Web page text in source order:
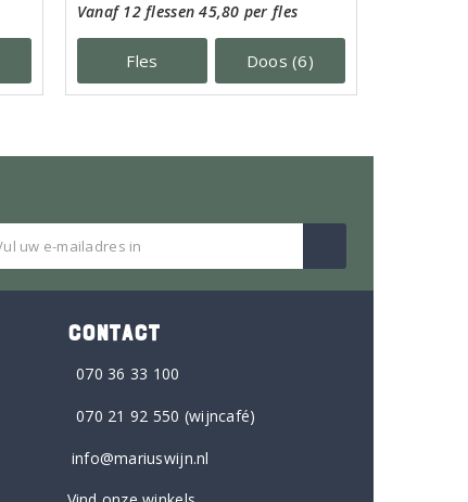
Vanaf 12 flessen 45,80 per fles
Fles Doos (6)
CONTACT
070 36 33 100
070 21 92 550 (wijncafé)
info@mariuswijn.nl